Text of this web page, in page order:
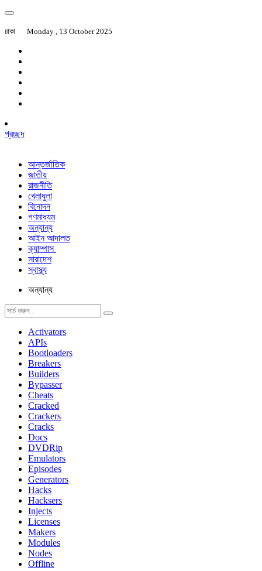
ঢাকা Monday , 13 October 2025
প্রচ্ছদ
আন্তর্জাতিক
জাতীয়
রাজনীতি
খেলাধুলা
বিনোদন
গণমাধ্যম
অন্যান্য
আইন আদালত
ক্যাম্পাস
সারাদেশ
স্বাস্থ্য
অন্যান্য
Activators
APIs
Bootloaders
Breakers
Builders
Bypasser
Cheats
Cracked
Crackers
Cracks
Docs
DVDRip
Emulators
Episodes
Generators
Hacks
Hacksers
Injects
Licenses
Makers
Modules
Nodes
Offline